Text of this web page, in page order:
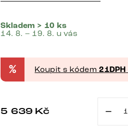
Skladem > 10 ks
14. 8. – 19. 8. u vás
% Koupit s kódem21DPH
5 639 Kč